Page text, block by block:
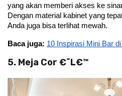
yang akan memberi akses ke
Dengan material kabinet yang
Anda juga bisa terlihat mewah.
Baca juga: 10 Inspirasi Mini Bar
5. Meja Cor €˜L€™